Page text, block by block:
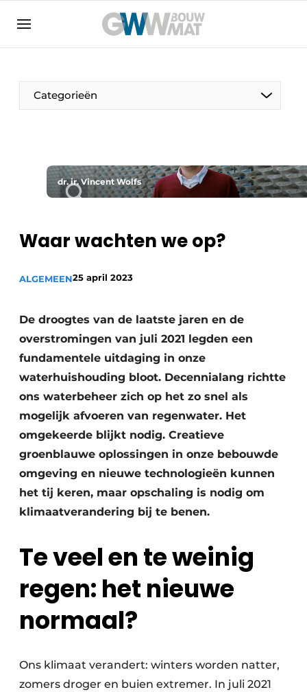
Bedrijven
Contact
Home
Privacy / Cookie statement
Vacatures
Video’s
Categorieën
dr. ir. Vincent Wolfs
Waar wachten we op?
ALGEMEEN25 april 2023
De droogtes van de laatste jaren en de
overstromingen van juli 2021 legden een
fundamentele uitdaging in onze
waterhuishouding bloot. Decennialang richtte
ons waterbeheer zich op het zo snel als
mogelijk afvoeren van regenwater. Het
omgekeerde blijkt nodig. Creatieve
groenblauwe oplossingen in onze bebouwde
omgeving en nieuwe technologieën kunnen
het tij keren, maar opschaling is nodig om
klimaatverandering bij te benen.
Te veel en te weinig
regen: het nieuwe
normaal?
Ons klimaat verandert: winters worden natter,
zomers droger en buien extremer. In juli 2021